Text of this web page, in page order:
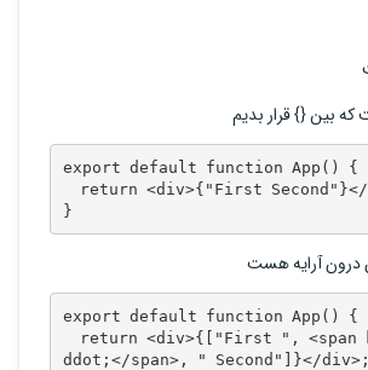
بین {} قرار بدیم
export default function App() {
}
درون آرایه هست
export default function App() {
ddot;</span>, " Second"]}</div>;